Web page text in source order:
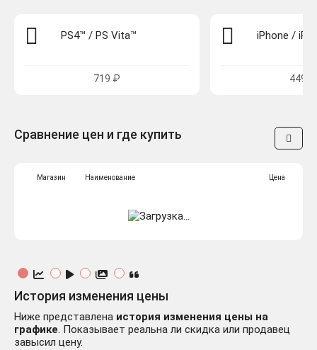
PS4™ / PS Vita™
719 ₽
iPhone /
449 ₽
Сравнение цен и где купить
Магазин Наименование Цена
История изменения цены
Ниже представлена история изменения цены на
графике. Показывает реальна ли скидка или продавец
завысил цену.